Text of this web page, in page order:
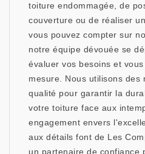
toiture endommagée, de
couverture ou de réaliser
vous pouvez compter sur
notre équipe dévouée se
évaluer vos besoins et
mesure. Nous utilisons des
qualité pour garantir la
votre toiture face aux
engagement envers
aux détails font de Les
un partenaire de confiance